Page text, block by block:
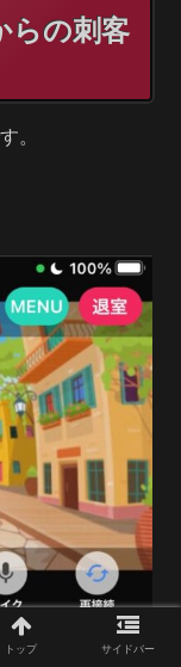
らの刺客
。
トップ サイドバー